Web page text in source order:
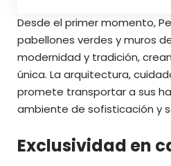
Desde el primer momento,
pabellones verdes y muros
modernidad y tradición,
única. La arquitectura,
promete transportar a sus
ambiente de sofisticación y
Exclusividad en